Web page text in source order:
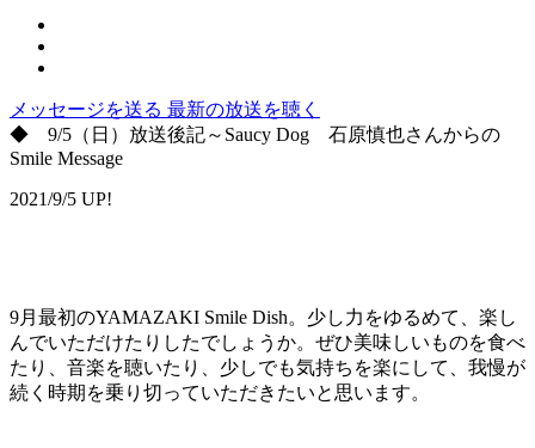
メッセージを送る 最新の放送を聴く
◆ 9/5（日）放送後記～Saucy Dog 石原慎也さんからの
Smile Message
2021/9/5 UP!
9月最初のYAMAZAKI Smile Dish。少し力をゆるめて、楽し
んでいただけたりしたでしょうか。ぜひ美味しいものを食べ
たり、音楽を聴いたり、少しでも気持ちを楽にして、我慢が
続く時期を乗り切っていただきたいと思います。